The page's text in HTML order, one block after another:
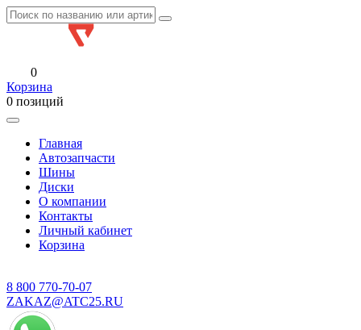
0
Корзина
0 позиций
Главная
Автозапчасти
Шины
Диски
О компании
Контакты
Личный кабинет
Корзина
8 800 770-70-07
ZAKAZ@ATC25.RU